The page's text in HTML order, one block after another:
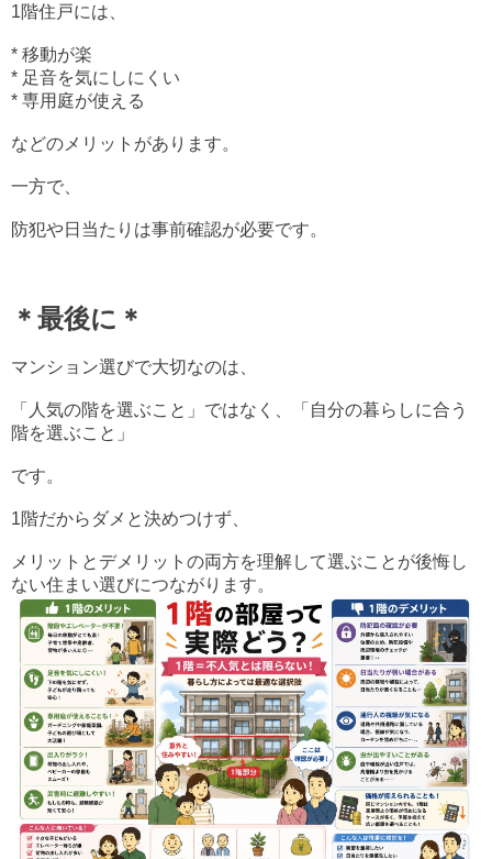
1階住戸には、
* 移動が楽
* 足音を気にしにくい
* 専用庭が使える
などのメリットがあります。
一方で、
防犯や日当たりは事前確認が必要です。
＊最後に＊
マンション選びで大切なのは、
「人気の階を選ぶこと」ではなく、「自分の暮らしに合う
階を選ぶこと」
です。
1階だからダメと決めつけず、
メリットとデメリットの両方を理解して選ぶことが後悔し
ない住まい選びにつながります。